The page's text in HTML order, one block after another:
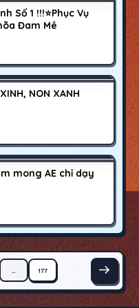
600K
Số 1 !!!⭐Phục Vụ
Đam Mê
600K
NON XANH
700K
mong AE chỉ dạy
177